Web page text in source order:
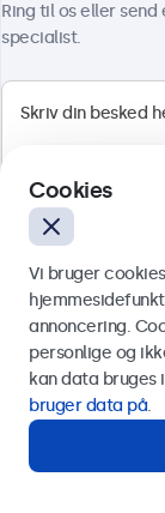
Dansk
Ring til os eller
specialist.
Kontakt vores
Cookies
Vi bruger
annoncering.
personlige og
kan data bruges
bruger data på.